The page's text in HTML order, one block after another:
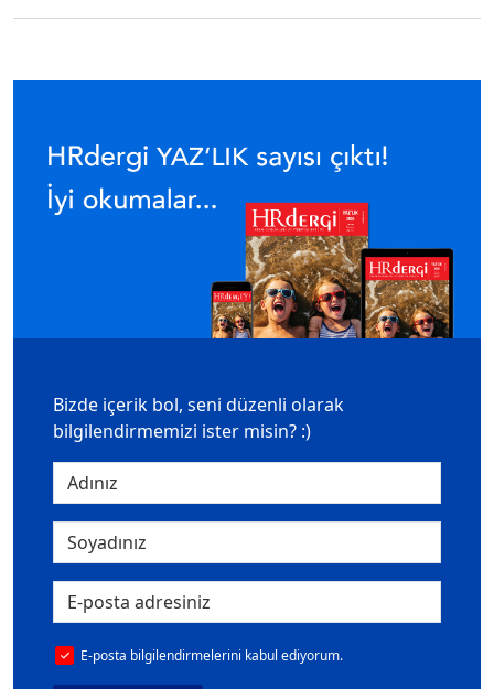
Bizde içerik bol, seni düzenli olarak
bilgilendirmemizi ister misin? :)
E-posta bilgilendirmelerini kabul ediyorum.